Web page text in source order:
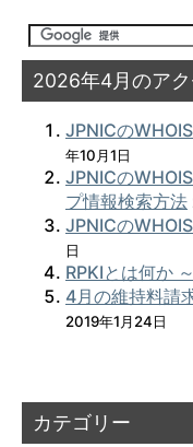
2026年4月のア
JPNICの
年10月1日
JPNICの
プ情報検索方法
JPNICの
日
RPKIとは何か
4月の維持料請
2019年1月24日
カテゴリー